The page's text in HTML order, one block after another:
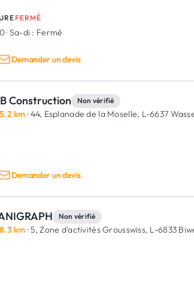
FERMÉ
·Sa-di : Fermé
Demander un devis
Construction Non vérifié
5.2 km · 44, Esplanade de la Moselle, L-6637
Demander un devis
Non vérifié
8.3 km · 5, Zone d'activités Grousswiss, L-6833